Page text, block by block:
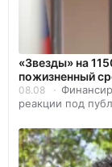
«Звезды» на
пожизненный
08.08
реакции под